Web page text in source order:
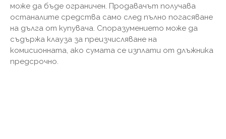
може да бъде ограничен. Продавачът получава
останалите средства само след пълно погасяване
на дълга от купувача. Споразумението може да
съдържа клауза за преизчисляване на
комисионната, ако сумата се изплати от длъжника
предсрочно.